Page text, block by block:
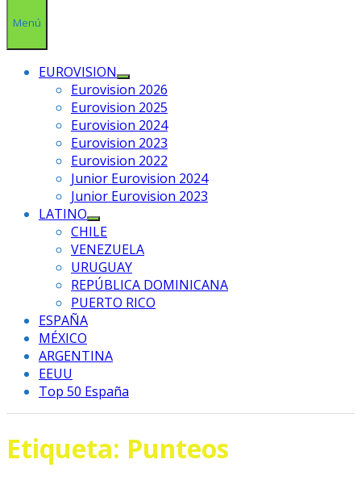
Menú
EUROVISION
Mostrar
el
submenú
Eurovision 2026
Eurovision 2025
Eurovision 2024
Eurovision 2023
Eurovision 2022
Junior Eurovision 2024
Junior Eurovision 2023
LATINO
Mostrar
el
submenú
CHILE
VENEZUELA
URUGUAY
REPÚBLICA DOMINICANA
PUERTO RICO
ESPAÑA
MÉXICO
ARGENTINA
EEUU
Top 50 España
Etiqueta: Punteos